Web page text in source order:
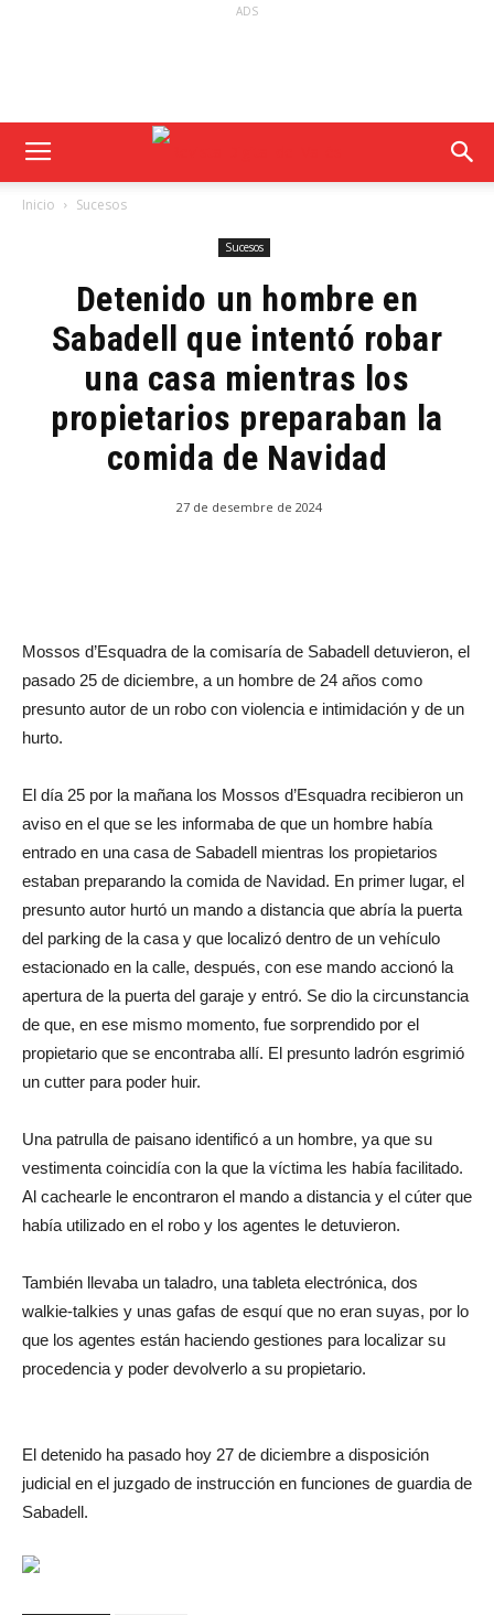
ADS
Inicio Sucesos
Sucesos
Detenido un hombre en
Sabadell que intentó robar
una casa mientras los
propietarios preparaban la
comida de Navidad
27 de desembre de 2024
Mossos d’Esquadra de la comisaría de Sabadell detuvieron, el
pasado 25 de diciembre, a un hombre de 24 años como
presunto autor de un robo con violencia e intimidación y de un
hurto.
El día 25 por la mañana los Mossos d’Esquadra recibieron un
aviso en el que se les informaba de que un hombre había
entrado en una casa de Sabadell mientras los propietarios
estaban preparando la comida de Navidad. En primer lugar, el
presunto autor hurtó un mando a distancia que abría la puerta
del parking de la casa y que localizó dentro de un vehículo
estacionado en la calle, después, con ese mando accionó la
apertura de la puerta del garaje y entró. Se dio la circunstancia
de que, en ese mismo momento, fue sorprendido por el
propietario que se encontraba allí. El presunto ladrón esgrimió
un cutter para poder huir.
Una patrulla de paisano identificó a un hombre, ya que su
vestimenta coincidía con la que la víctima les había facilitado.
Al cachearle le encontraron el mando a distancia y el cúter que
había utilizado en el robo y los agentes le detuvieron.
También llevaba un taladro, una tableta electrónica, dos
walkie-talkies y unas gafas de esquí que no eran suyas, por lo
que los agentes están haciendo gestiones para localizar su
procedencia y poder devolverlo a su propietario.
El detenido ha pasado hoy 27 de diciembre a disposición
judicial en el juzgado de instrucción en funciones de guardia de
Sabadell.